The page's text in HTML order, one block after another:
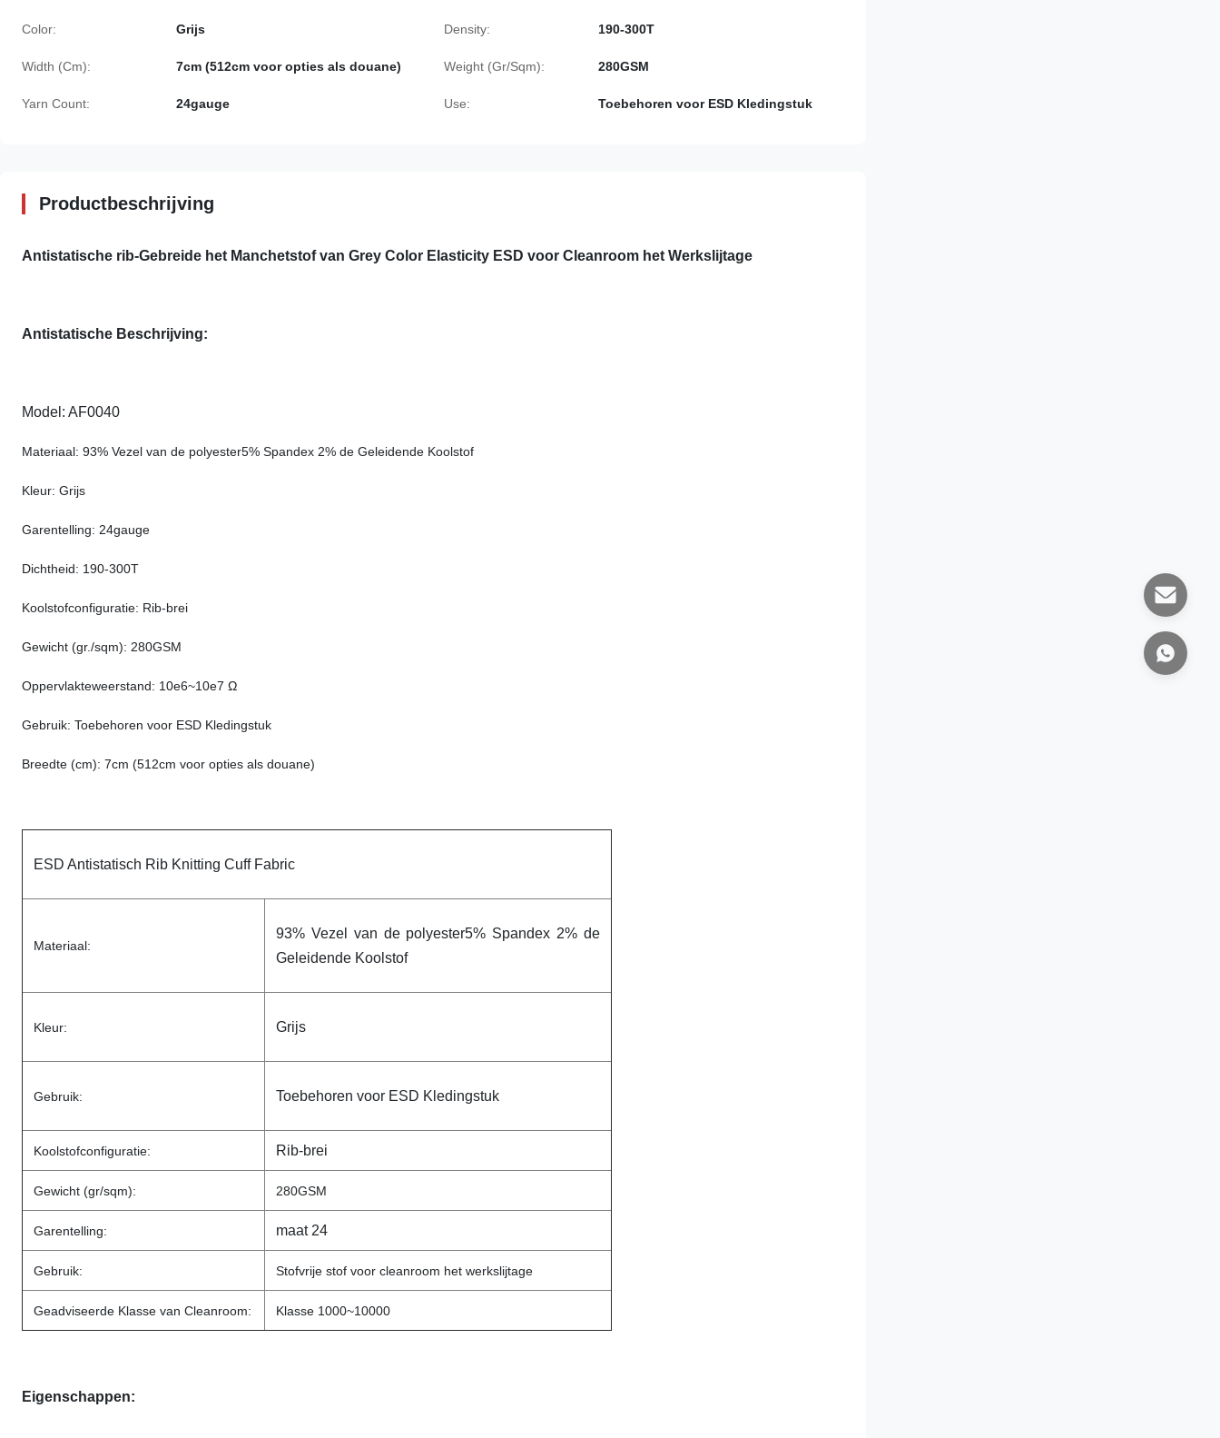
Color: Grijs Density: 190-300T
Width (Cm): 7cm (512cm voor opties als douane) Weight (Gr/Sqm): 280GSM
Yarn Count: 24gauge Use: Toebehoren voor ESD Kledingstuk
Productbeschrijving
Antistatische rib-Gebreide het Manchetstof van Grey Color Elasticity ESD voor Cleanroom het Werkslijtage
Antistatische Beschrijving:
Model: AF0040
Materiaal: 93% Vezel van de polyester5% Spandex 2% de Geleidende Koolstof
Kleur: Grijs
Garentelling: 24gauge
Dichtheid: 190-300T
Koolstofconfiguratie: Rib-brei
Gewicht (gr./sqm): 280GSM
Oppervlakteweerstand: 10e6~10e7 Ω
Gebruik: Toebehoren voor ESD Kledingstuk
Breedte (cm): 7cm (512cm voor opties als douane)
ESD Antistatisch Rib Knitting Cuff Fabric
Materiaal:
93% Vezel van de polyester5% Spandex 2% de
Geleidende Koolstof
Kleur: Grijs
Gebruik: Toebehoren voor ESD Kledingstuk
Koolstofconfiguratie: Rib-brei
Gewicht (gr/sqm): 280GSM
Garentelling: maat 24
Gebruik: Stofvrije stof voor cleanroom het werkslijtage
Geadviseerde Klasse van Cleanroom: Klasse 1000~10000
Eigenschappen: